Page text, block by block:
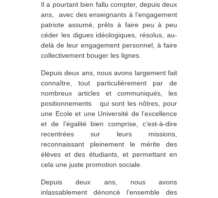
Il a pourtant bien fallu compter, depuis deux
ans, avec des enseignants à l’engagement
patriote assumé, prêts à faire peu à peu
céder les digues idéologiques, résolus, au-
delà de leur engagement personnel, à faire
collectivement bouger les lignes.
Depuis deux ans, nous avons largement fait
connaître, tout particulièrement par de
nombreux articles et communiqués, les
positionnements qui sont les nôtres, pour
une Ecole et une Université de l’excellence
et de l’égalité bien comprise, c‘est-à-dire
recentrées sur leurs missions,
reconnaissant pleinement le mérite des
élèves et des étudiants, et permettant en
cela une juste promotion sociale.
Depuis deux ans, nous avons
inlassablement dénoncé l’ensemble des